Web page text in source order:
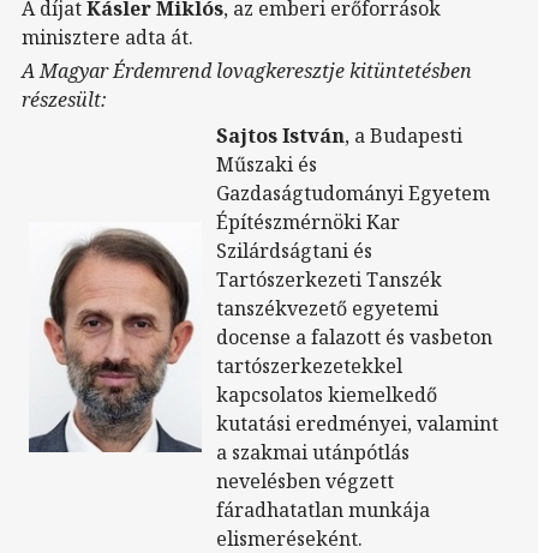
A díjatKásler Miklós, az emberi erőforrások
minisztere adta át.
A Magyar Érdemrend lovagkeresztje kitüntetésben
részesült:
Sajtos István, a Budapesti
Műszaki és
Gazdaságtudományi Egyetem
Építészmérnöki Kar
Szilárdságtani és
Tartószerkezeti Tanszék
tanszékvezető egyetemi
docense a falazott és vasbeton
tartószerkezetekkel
kapcsolatos kiemelkedő
kutatási eredményei, valamint
a szakmai utánpótlás
nevelésben végzett
fáradhatatlan munkája
elismeréseként.